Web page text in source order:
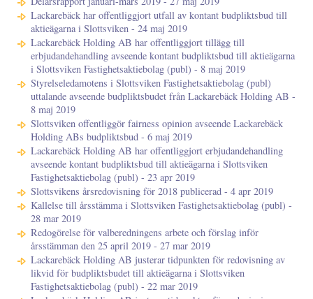
Lackarebäck har offentliggjort utfall av kontant budpliktsbud till
aktieägarna i Slottsviken - 24 maj 2019
Lackarebäck Holding AB har offentliggjort tillägg till
erbjudandehandling avseende kontant budpliktsbud till aktieägarna
i Slottsviken Fastighetsaktiebolag (publ) - 8 maj 2019
Styrelseledamotens i Slottsviken Fastighetsaktiebolag (publ)
uttalande avseende budpliktsbudet från Lackarebäck Holding AB -
8 maj 2019
Slottsviken offentliggör fairness opinion avseende Lackarebäck
Holding ABs budpliktsbud - 6 maj 2019
Lackarebäck Holding AB har offentliggjort erbjudandehandling
avseende kontant budpliktsbud till aktieägarna i Slottsviken
Fastighetsaktiebolag (publ) - 23 apr 2019
Slottsvikens årsredovisning för 2018 publicerad - 4 apr 2019
Kallelse till årsstämma i Slottsviken Fastighetsaktiebolag (publ) -
28 mar 2019
Redogörelse för valberedningens arbete och förslag inför
årsstämman den 25 april 2019 - 27 mar 2019
Lackarebäck Holding AB justerar tidpunkten för redovisning av
likvid för budpliktsbudet till aktieägarna i Slottsviken
Fastighetsaktiebolag (publ) - 22 mar 2019